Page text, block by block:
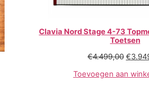
Clavia Nord Stage 4-73
Toetsen
€4.499,00 €
Toevoegen aan